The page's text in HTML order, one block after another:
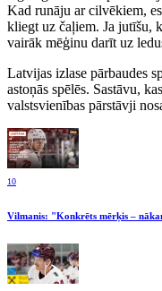
Kad runāju ar cilvēkiem,
kliegt uz čaļiem. Ja jutīšu,
vairāk mēģinu darīt uz
Latvijas izlase pārbaudes
astoņās spēlēs. Sastāvu,
valstsvienības pārstāvji
10
Vilmanis: "Konkrēts mērķis –